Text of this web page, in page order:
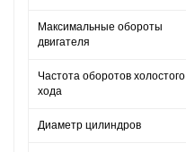
Максимальные обороты
двигателя
Частота оборотов холостого
хода
Диаметр цилиндров